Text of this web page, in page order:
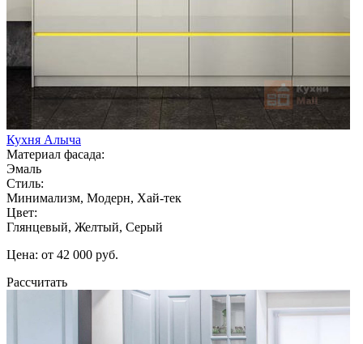
Кухня Алыча
Материал фасада:
Эмаль
Стиль:
Минимализм, Модерн, Хай-тек
Цвет:
Глянцевый, Желтый, Серый
Цена: от 42 000 руб.
Рассчитать